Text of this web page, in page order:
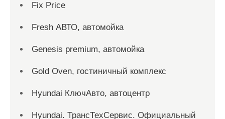
Fix Price
Fresh АВТО, автомойка
Genesis premium, автомойка
Gold Oven, гостиничный комплекс
Hyundai КлючАвто, автоцентр
Hyundai. ТрансТехСервис. Официальный